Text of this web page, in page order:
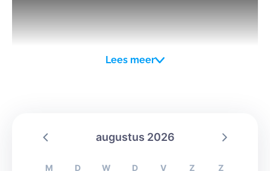
Lees meer
augustus 2026
M D W D V Z
Z